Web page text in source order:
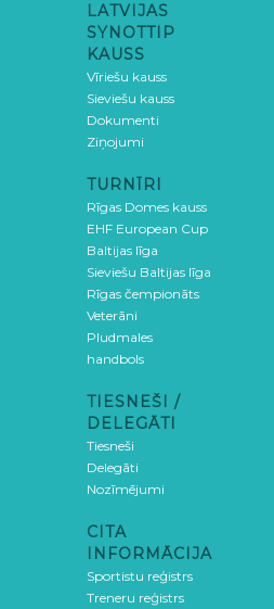
LATVIJAS
SYNOTTIP
KAUSS
Vīriešu kauss
Sieviešu kauss
Dokumenti
Ziņojumi
TURNĪRI
Rīgas Domes kauss
EHF European Cup
Baltijas līga
Sieviešu Baltijas līga
Rīgas čempionāts
Veterāni
Pludmales
handbols
TIESNEŠI /
DELEGĀTI
Tiesneši
Delegāti
Nozīmējumi
CITA
INFORMĀCIJA
Sportistu reģistrs
Treneru reģistrs